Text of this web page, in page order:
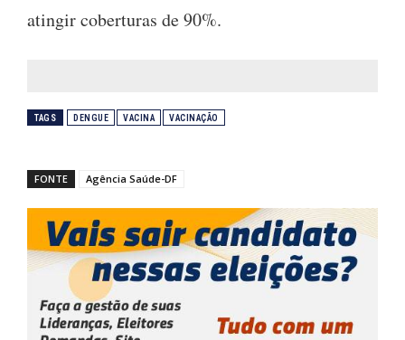
atingir coberturas de 90%.
TAGS DENGUE VACINA VACINAÇÃO
FONTE Agência Saúde-DF